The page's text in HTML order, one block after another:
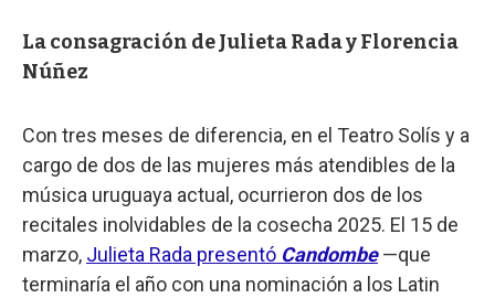
La consagración de Julieta Rada y Florencia
Núñez
Con tres meses de diferencia, en el Teatro Solís y a
cargo de dos de las mujeres más atendibles de la
música uruguaya actual, ocurrieron dos de los
recitales inolvidables de la cosecha 2025. El 15 de
marzo, Julieta Rada presentó Candombe—que
terminaría el año con una nominación a los Latin